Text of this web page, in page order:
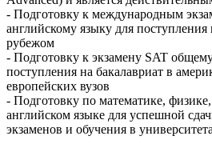
- Подготовку к международным
английскому языку для поступления
рубежом
- Подготовку к экзамену SAT
поступления на бакалавриат в
европейских вузов
- Подготовку по математике,
английском языке для успешной
экзаменов и обучения в